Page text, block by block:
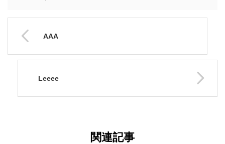
AAA
Leeee
関連記事